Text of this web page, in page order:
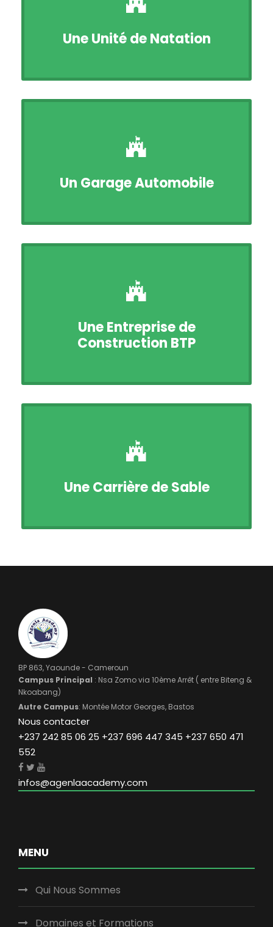
Une Unité de Natation
Un Garage Automobile
Une Entreprise de
Construction BTP
Une Carrière de Sable
BP 863, Yaounde - Cameroun
Campus Principal : Nsa Zomo via 10ème Arrêt ( entre Biteng &
Nkoabang)
Autre Campus: Montée Motor Georges, Bastos
Nous contacter
+237 242 85 06 25 +237 696 447 345 +237 650 471
552
infos@agenlaacademy.com
MENU
Qui Nous Sommes
Domaines et Formations